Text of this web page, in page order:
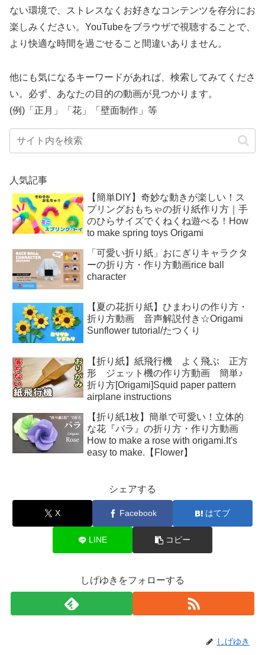
ない環境で、ストレスなくお好きなコンテンツを存分にお
楽しみください。YouTubeをブラウザで視聴することで、
より快適な時間を過ごせること間違いありません。
他にも気になるキーワードがあれば、検索してみてくださ
い。必ず、あなたの目的の動画が見つかります。
(例)「正月」「花」「壁面制作」等
人気記事
【簡単DIY】奇妙な動きが楽しい！ス
プリングおもちゃの折り紙作り方｜手
のひらサイズでくねくね遊べる！How
to make spring toys Origami
「可愛い折り紙」おにぎりキャラクタ
ーの折り方・作り方動画rice ball
character
【夏の花折り紙】ひまわりの作り方・
折り方動画 音声解説付き☆Origami
Sunflower tutorial/たつくり
【折り紙】紙飛行機 よく飛ぶ 正方
形 ジェット機の作り方動画 簡単♪
折り方[Origami]Squid paper pattern
airplane instructions
【折り紙1枚】簡単で可愛い！立体的
な花『バラ』の折り方・作り方動画
How to make a rose with origami.It's
easy to make.【Flower】
シェアする
X Facebook はてブ
LINE コピー
しげゆきをフォローする
しげゆき